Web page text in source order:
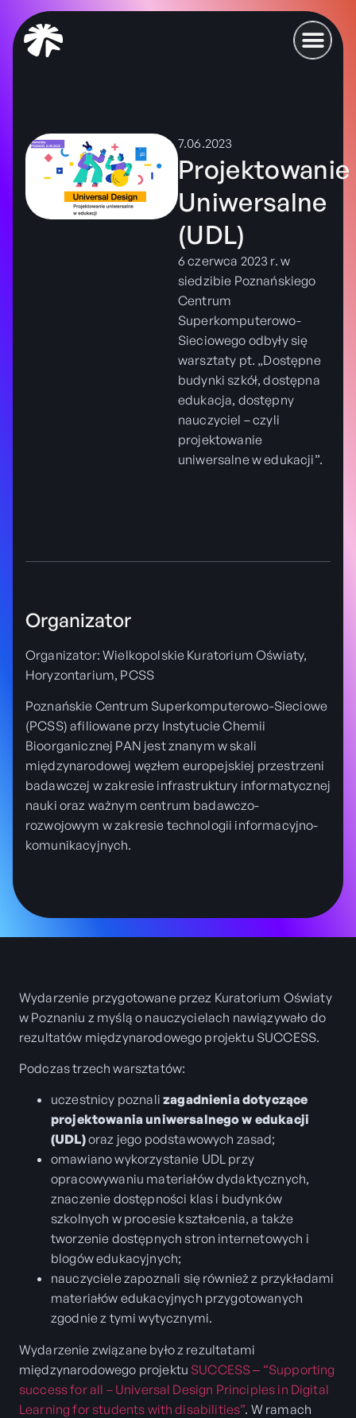
7.06.2023
Projektowanie
Uniwersalne
(UDL)
6 czerwca 2023 r. w
siedzibie Poznańskiego
Centrum
Superkomputerowo-
Sieciowego odbyły się
warsztaty pt. „Dostępne
budynki szkół, dostępna
edukacja, dostępny
nauczyciel – czyli
projektowanie
uniwersalne w edukacji”.
Organizator
Organizator: Wielkopolskie Kuratorium Oświaty,
Horyzontarium, PCSS
Poznańskie Centrum Superkomputerowo-Sieciowe
(PCSS) afiliowane przy Instytucie Chemii
Bioorganicznej PAN jest znanym w skali
międzynarodowej węzłem europejskiej przestrzeni
badawczej w zakresie infrastruktury informatycznej
nauki oraz ważnym centrum badawczo-
rozwojowym w zakresie technologii informacyjno-
komunikacyjnych.
Wydarzenie przygotowane przez Kuratorium Oświaty
w Poznaniu z myślą o nauczycielach nawiązywało do
rezultatów międzynarodowego projektu SUCCESS.
Podczas trzech warsztatów:
uczestnicy poznalizagadnienia dotyczące
projektowania uniwersalnego w edukacji
(UDL)oraz jego podstawowych zasad;
omawiano wykorzystanie UDL przy
opracowywaniu materiałów dydaktycznych,
znaczenie dostępności klas i budynków
szkolnych w procesie kształcenia, a także
tworzenie dostępnych stron internetowych i
blogów edukacyjnych;
nauczyciele zapoznali się również z przykładami
materiałów edukacyjnych przygotowanych
zgodnie z tymi wytycznymi.
Wydarzenie związane było z rezultatami
międzynarodowego projektu SUCCESS ‒ “Supporting
success for all – Universal Design Principles in Digital
Learning for students with disabilities”. W ramach